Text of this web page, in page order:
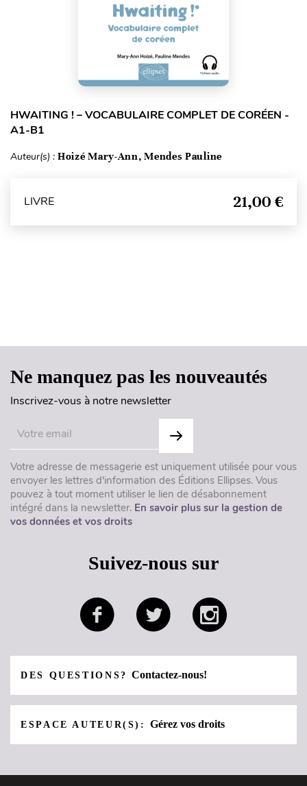
HWAITING ! – VOCABULAIRE COMPLET DE CORÉEN -
A1-B1
Auteur(s) : Hoizé Mary-Ann, Mendes Pauline
LIVRE 21,00 €
Ne manquez pas les nouveautés
Inscrivez-vous à notre newsletter
Votre adresse de messagerie est uniquement utilisée pour vous
envoyer les lettres d'information des Éditions Ellipses. Vous
pouvez à tout moment utiliser le lien de désabonnement
intégré dans la newsletter. En savoir plus sur la gestion de
vos données et vos droits
Suivez-nous sur
DES QUESTIONS?Contactez-nous!
ESPACE AUTEUR(S):Gérez vos droits